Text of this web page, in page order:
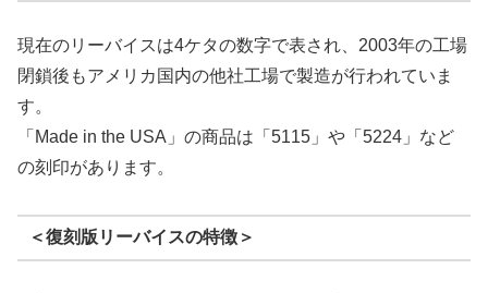
現在のリーバイスは4ケタの数字で表され、2003年の工場
閉鎖後もアメリカ国内の他社工場で製造が行われていま
す。
「Made in the USA」の商品は「5115」や「5224」など
の刻印があります。
＜復刻版リーバイスの特徴＞